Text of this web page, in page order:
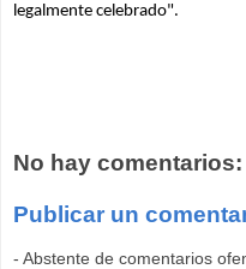
legalmente celebrado".
No hay comentarios:
Publicar un
- Abstente de comentarios